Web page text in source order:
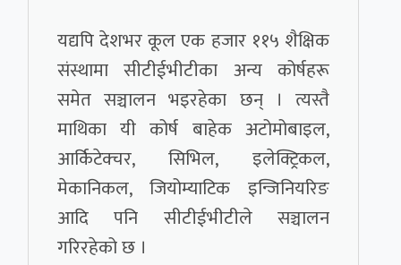
यद्यपि देशभर कूल एक हजार ११५ शैक्षिक
संस्थामा सीटीईभीटीका अन्य कोर्षहरू
समेत सञ्चालन भइरहेका छन् । त्यस्तै
माथिका यी कोर्ष बाहेक अटोमोबाइल,
आर्किटेक्चर, सिभिल, इलेक्ट्रिकल,
मेकानिकल, जियोम्याटिक इन्जिनियरिङ
आदि पनि सीटीईभीटीले सञ्चालन
गरिरहेको छ ।